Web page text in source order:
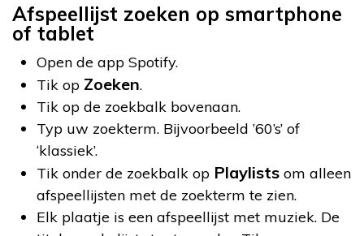
Afspeellijst zoeken op smartphone
of tablet
Open de app Spotify.
Tik op Zoeken.
Tik op de zoekbalk bovenaan.
Typ uw zoekterm. Bijvoorbeeld ’60’s’ of
‘klassiek’.
Tik onder de zoekbalk op Playlists om alleen
afspeellijsten met de zoekterm te zien.
Elk plaatje is een afspeellijst met muziek. De